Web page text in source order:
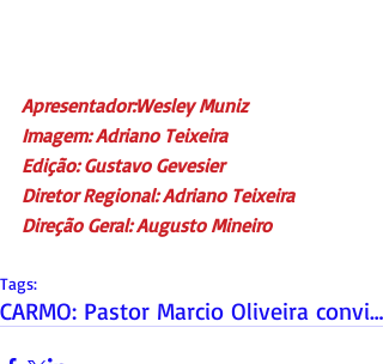
Apresentador:Wesley Muniz
Imagem: Adriano Teixeira
Edição: Gustavo Gevesier
Diretor Regional: Adriano Teixeira
Direção Geral: Augusto Mineiro
Tags:
CARMO: Pastor Marcio Oliveira convida para inaugur